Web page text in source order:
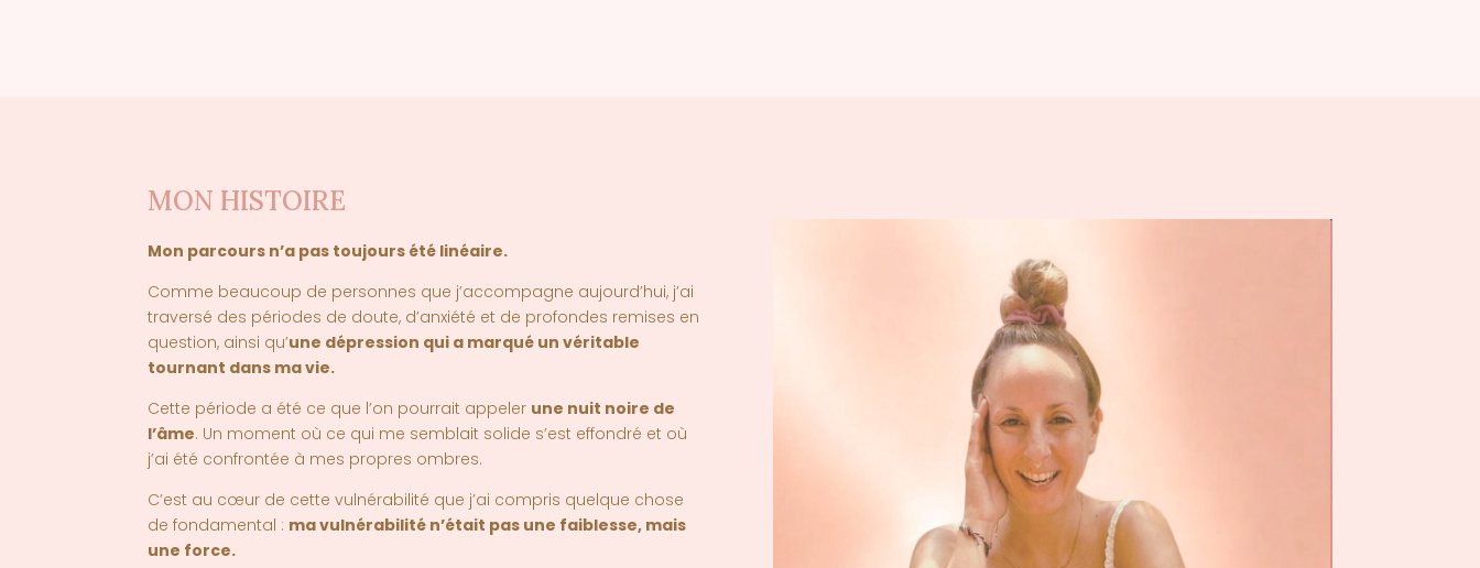
MON HISTOIRE
Mon parcours n’a pas toujours été linéaire.
Comme beaucoup de personnes que j’accompagne aujourd’hui, j’ai
traversé des périodes de doute, d’anxiété et de profondes remises en
question, ainsi qu’une dépression qui a marqué un véritable
tournant dans ma vie.
Cette période a été ce que l’on pourrait appeler une nuit noire de
l’âme. Un moment où ce qui me semblait solide s’est effondré et où
j’ai été confrontée à mes propres ombres.
C’est au cœur de cette vulnérabilité que j’ai compris quelque chose
de fondamental : ma vulnérabilité n’était pas une faiblesse, mais
une force.